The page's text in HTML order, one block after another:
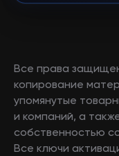
Все права
копирование
упомянутые
и компаний, а
собственностью
Все ключи